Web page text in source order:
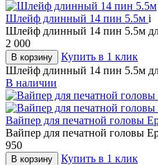
Шлейф длинный 14 пин 5.5м i
Шлейф длинный 14 пин 5.5м
2 000
В корзину
Купить в 1 клик
Шлейф длинный 14 пин 5.5м
В наличии
Вайпер для печатной головы
Вайпер для печатной головы
950
В корзину
Купить в 1 клик